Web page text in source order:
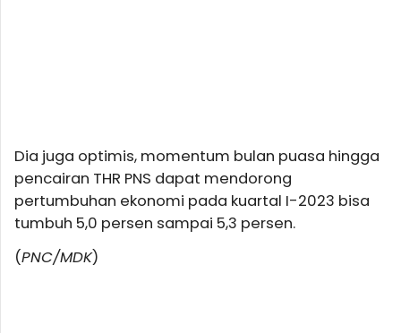
Dia juga optimis, momentum bulan puasa hingga
pencairan THR PNS dapat mendorong
pertumbuhan ekonomi pada kuartal I-2023 bisa
tumbuh 5,0 persen sampai 5,3 persen.
(PNC/MDK)